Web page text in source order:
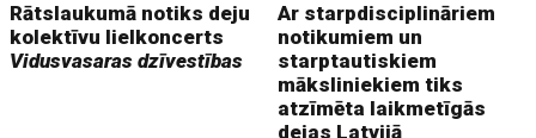
Rātslaukumā notiks deju
kolektīvu lielkoncerts
Vidusvasaras dzīvestības
Ar starpdisciplināriem
notikumiem un
starptautiskiem
māksliniekiem tiks
atzīmēta laikmetīgās
dejas Latvijā